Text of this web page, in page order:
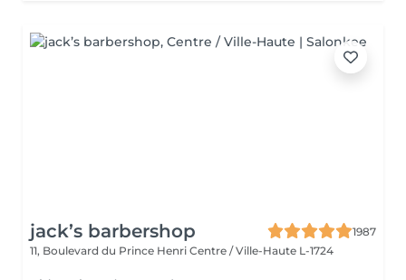
jack’s barbershop
1987
11, Boulevard du Prince Henri Centre / Ville-Haute L-1724